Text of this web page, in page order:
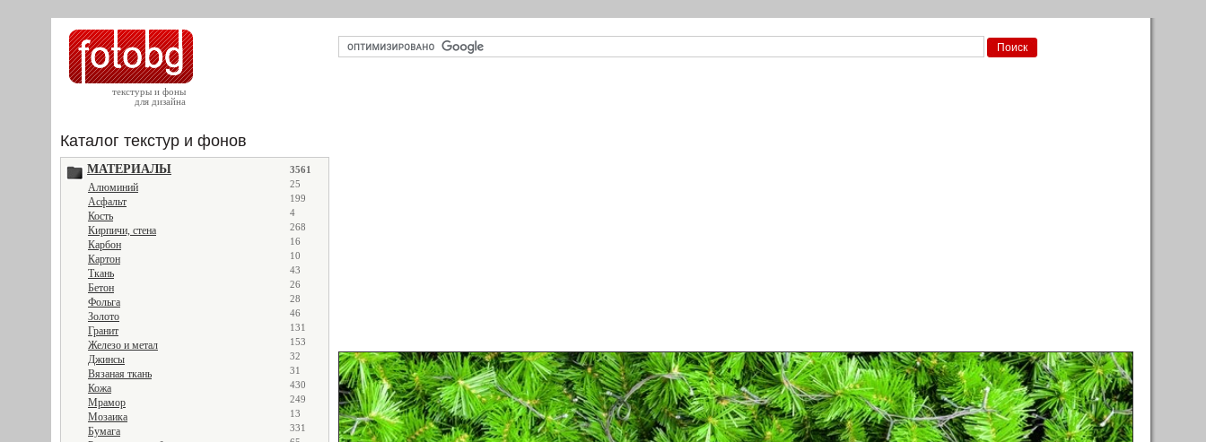
текстуры и фоны
для дизайна
Каталог текстур и фонов
МАТЕРИАЛЫ 3561
Алюминий 25
Асфальт 199
Кость 4
Кирпичи, стена 268
Карбон 16
Картон 10
Ткань 43
Бетон 26
Фольга 28
Золото 46
Гранит 131
Железо и метал 153
Джинсы 32
Вязаная ткань 31
Кожа 430
Мрамор 249
Мозаика 13
Бумага 331